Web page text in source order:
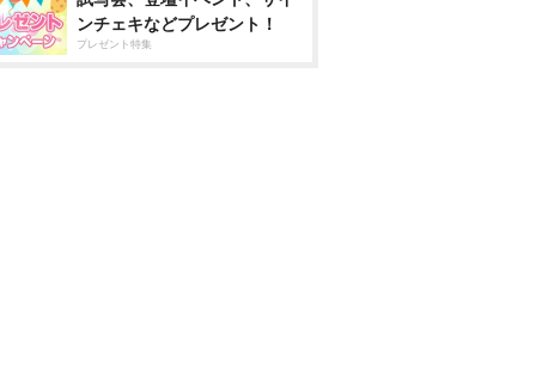
ンチェキなどプレゼント！
プレゼント特集